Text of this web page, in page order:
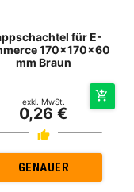
für E-
170x170x60
mm Braun
exkl. MwSt.
0,26 €
GENAUER